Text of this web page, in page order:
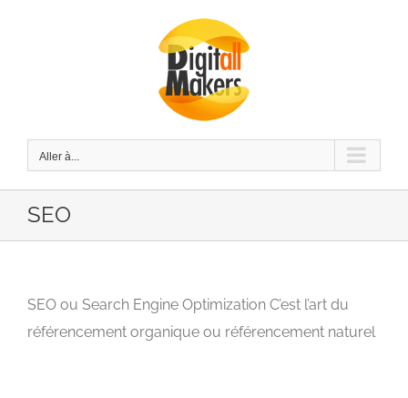
Aller à...
SEO
SEO ou Search Engine Optimization C’est l’art du
référencement organique ou référencement naturel